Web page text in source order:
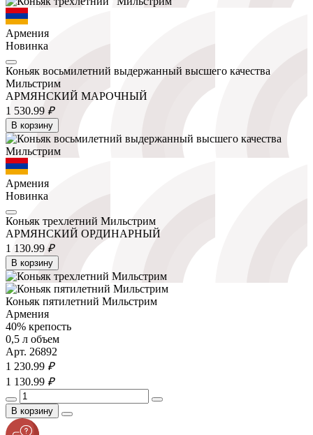
Армения
Новинка
Коньяк восьмилетний выдержанный высшего качества
Мильстрим
АРМЯНСКИЙ МАРОЧНЫЙ
1 530.99 ₽
В корзину
Армения
Новинка
Коньяк трехлетний Мильстрим
АРМЯНСКИЙ ОРДИНАРНЫЙ
1 130.99 ₽
В корзину
Коньяк пятилетний Мильстрим
Армения
40% крепость
0,5 л объем
Арт. 26892
1 230.99 ₽
1 130.99 ₽
В корзину